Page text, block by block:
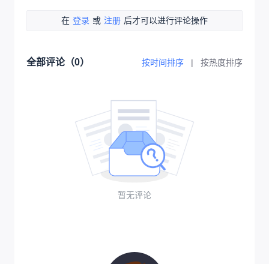
在 登录 或 注册 后才可以进行评论操作
全部评论（0） 按时间排序 | 按热度排序
暂无评论